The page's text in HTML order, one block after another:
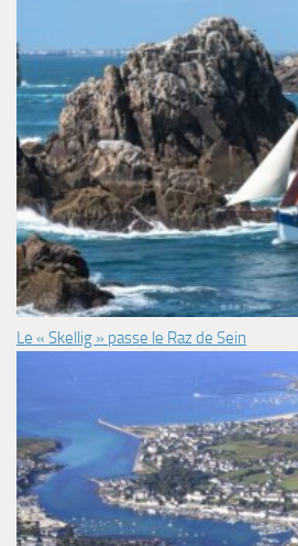
Le « Skellig » passe le Raz de Sein